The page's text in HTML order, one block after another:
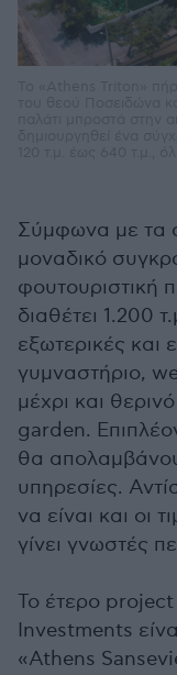
Σύμφωνα με τα
μοναδικό
φουτουριστική
διαθέτει 1.200
εξωτερικές και
γυμναστήριο,
μέχρι και
garden.
θα
υπηρεσίες.
να είναι και οι
γίνει γνωστές
Το έτερο project
Investments
«Athens